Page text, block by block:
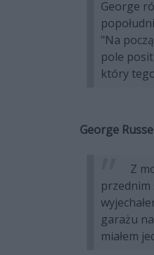
George
"Na
pole
który
George
Z
przednim
garażu
miałem